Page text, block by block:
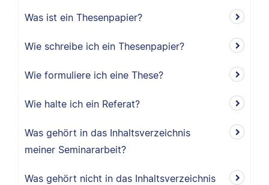
Was ist ein Thesenpapier?
Wie schreibe ich ein Thesenpapier?
Wie formuliere ich eine These?
Wie halte ich ein Referat?
Was gehört in das Inhaltsverzeichnis
meiner Seminararbeit?
Was gehört nicht in das Inhaltsverzeichnis